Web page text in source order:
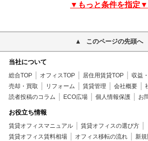
▼もっと条件を指定▼
このページの先頭へ
当社について
総合TOP オフィスTOP 居住用賃貸TOP
収益
売却・買取
リフォーム 賃貸管理 会社概要
読者投稿のコラム
ECO広場 個人情報保護 お
お役立ち情報
賃貸オフィスマニュアル
賃貸オフィスの選び方
賃貸オフィス賃料相場
オフィス移転の流れ 新規